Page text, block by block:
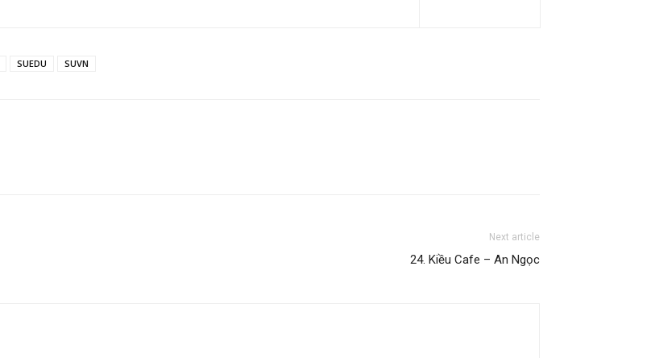
SUEDU SUVN
Next article
24. Kiều Cafe – An Ngọc